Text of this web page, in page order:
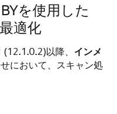
を使用した
適化
(12.1.0.2)以降、 インメ
において、スキャン処